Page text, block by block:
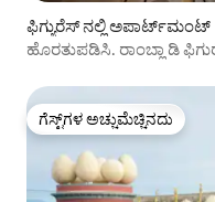
ಫಿಗ್ಯುರೆಸ್ ನಲ್ಲಿ ಅಪಾರ್ಟ್‌ಮಂಟ್
ಹೊರತುಪಡಿಸಿ. ರಾಂಬ್ಲಾ ಡಿ
ಗೆಸ್ಟ್‌ಗಳ ಅಚ್ಚುಮೆಚ್ಚಿನದು
ಗೆಸ್ಟ್‌ಗಳ ಅಚ್ಚುಮೆಚ್ಚಿನದು